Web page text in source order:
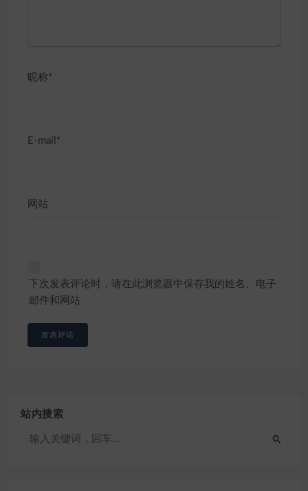
昵称*
E-mail*
网站
下次发表评论时，请在此浏览器中保存我的姓名、电子
邮件和网站
站内搜索